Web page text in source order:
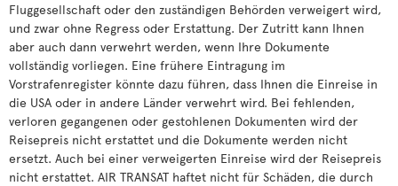
Fluggesellschaft oder den zuständigen Behörden verweigert wird,
und zwar ohne Regress oder Erstattung. Der Zutritt kann Ihnen
aber auch dann verwehrt werden, wenn Ihre Dokumente
vollständig vorliegen. Eine frühere Eintragung im
Vorstrafenregister könnte dazu führen, dass Ihnen die Einreise in
die USA oder in andere Länder verwehrt wird. Bei fehlenden,
verloren gegangenen oder gestohlenen Dokumenten wird der
Reisepreis nicht erstattet und die Dokumente werden nicht
ersetzt. Auch bei einer verweigerten Einreise wird der Reisepreis
nicht erstattet. AIR TRANSAT haftet nicht für Schäden, die durch